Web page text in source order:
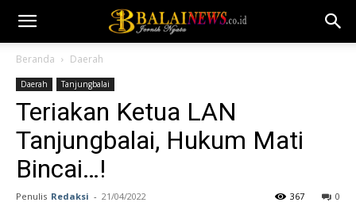
Beranda Daerah
Daerah Tanjungbalai
Teriakan Ketua LAN
Tanjungbalai, Hukum Mati
Bincai…!
Penulis Redaksi - 21/04/2022 0
367